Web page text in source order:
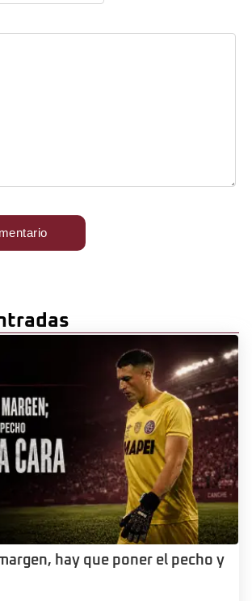
hay que poner el pecho y